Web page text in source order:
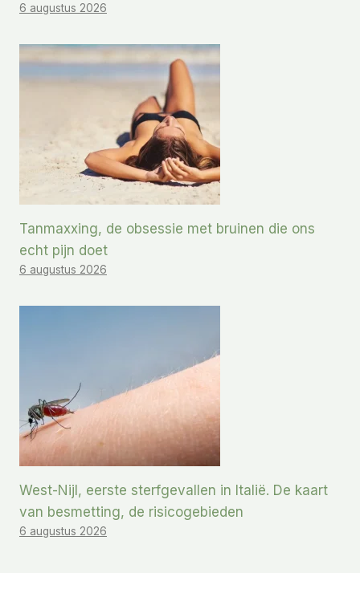
6 augustus 2026
Tanmaxxing, de obsessie met bruinen die ons
echt pijn doet
6 augustus 2026
West-Nijl, eerste sterfgevallen in Italië. De kaart
van besmetting, de risicogebieden
6 augustus 2026